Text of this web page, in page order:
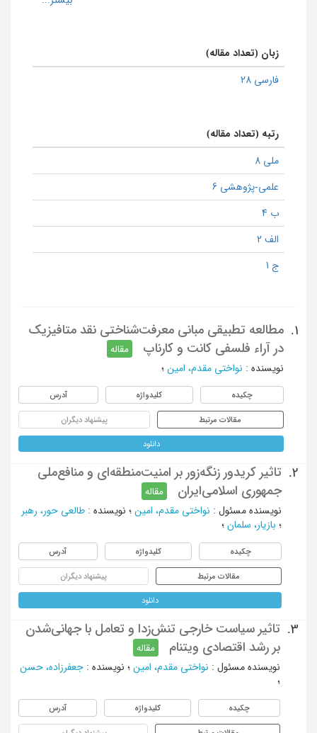
زبان (تعداد مقاله)
فارسی 28
رتبه (تعداد مقاله)
ملی 8
علمی-پژوهشی 6
ب 4
الف 2
ج 1
1.
مطالعه تطبیقی مبانی معرفت‌شناختی نقد متافیزیک
در آراء فلسفی کانت و کارناپ
مقاله
نویسنده : نواختی مقدم، امین ؛
چکیده کلیدواژه آدرس
مقالات مرتبط پیشنهاد دیگران
دانلود
2.
تاثیر کریدور زنگه‌زور بر امنیت‌منطقه‌ای و منافع‌ملی
جمهوری اسلامی‌ایران
مقاله
نویسنده مسئول : نواختی مقدم، امین ؛ نویسنده : طالعی حور، رهبر
؛ بازیار، سلمان ؛
چکیده کلیدواژه آدرس
مقالات مرتبط پیشنهاد دیگران
دانلود
3.
تاثیر سیاست خارجی تنش‌زدا و تعامل با جهانی‌شدن
بر رشد اقتصادی ویتنام
مقاله
نویسنده مسئول : نواختی مقدم، امین ؛ نویسنده : جعفرزاده، حسن
؛
چکیده کلیدواژه آدرس